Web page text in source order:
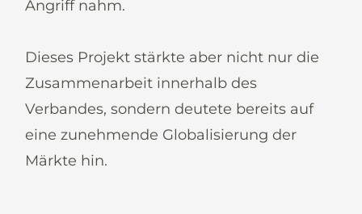
Angriff nahm.
Dieses Projekt stärkte aber nicht nur die
Zusammenarbeit innerhalb des
Verbandes, sondern deutete bereits auf
eine zunehmende Globalisierung der
Märkte hin.